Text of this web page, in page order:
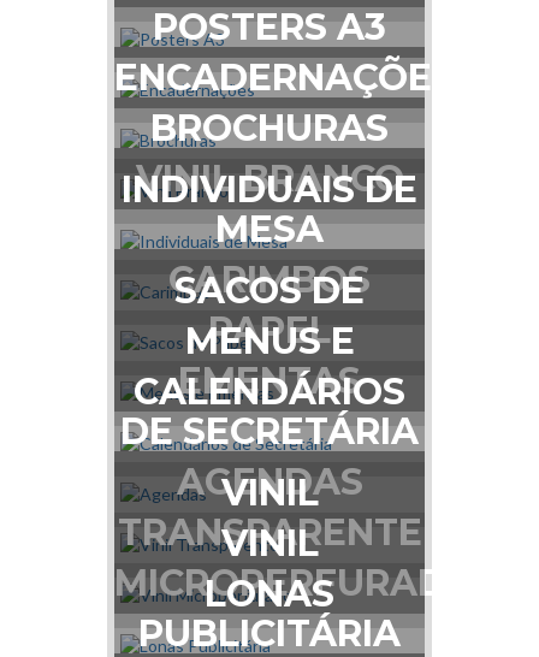
POSTERS A3
ENCADERNAÇÕES
BROCHURAS
VINIL BRANCO
INDIVIDUAIS DE
MESA
CARIMBOS
SACOS DE
PAPEL
MENUS E
EMENTAS
CALENDÁRIOS
DE SECRETÁRIA
AGENDAS
VINIL
TRANSPARENTE
VINIL
MICROPERFURADO
LONAS
PUBLICITÁRIA